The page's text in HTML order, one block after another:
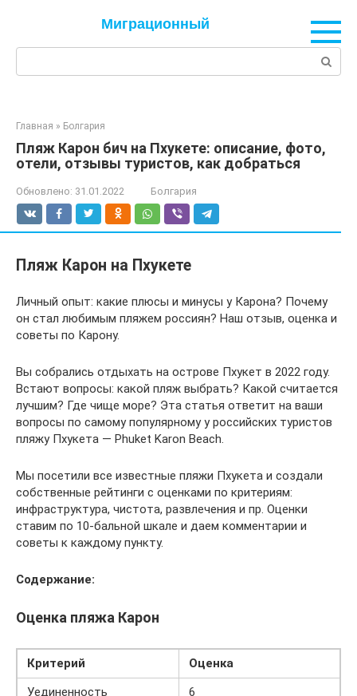
Миграционный
Главная » Болгария
Пляж Карон бич на Пхукете: описание, фото,
отели, отзывы туристов, как добраться
Обновлено: 31.01.2022 Болгария
Пляж Карон на Пхукете
Личный опыт: какие плюсы и минусы у Карона? Почему
он стал любимым пляжем россиян? Наш отзыв, оценка и
советы по Карону.
Вы собрались отдыхать на острове Пхукет в 2022 году.
Встают вопросы: какой пляж выбрать? Какой считается
лучшим? Где чище море? Эта статья ответит на ваши
вопросы по самому популярному у российских туристов
пляжу Пхукета — Phuket Karon Beach.
Мы посетили все известные пляжи Пхукета и создали
собственные рейтинги с оценками по критериям:
инфраструктура, чистота, развлечения и пр. Оценки
ставим по 10-бальной шкале и даем комментарии и
советы к каждому пункту.
Содержание:
Оценка пляжа Карон
Критерий
Оценка
Уединенность
6